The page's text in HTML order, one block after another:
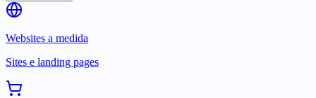
Websites a medida
Sites e landing pages